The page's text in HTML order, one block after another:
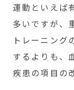
運動といえば
多いですが、
トレーニング
するよりも、
疾患の項目の